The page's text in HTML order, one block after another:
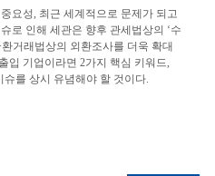
요성, 최근 세계적으로 문제가 되고
로 인해 세관은 향후 관세법상의 ‘수
거래법상의 외환조사를 더욱 확대
입 기업이라면 2가지 핵심 키워드,
슈를 상시 유념해야 할 것이다.